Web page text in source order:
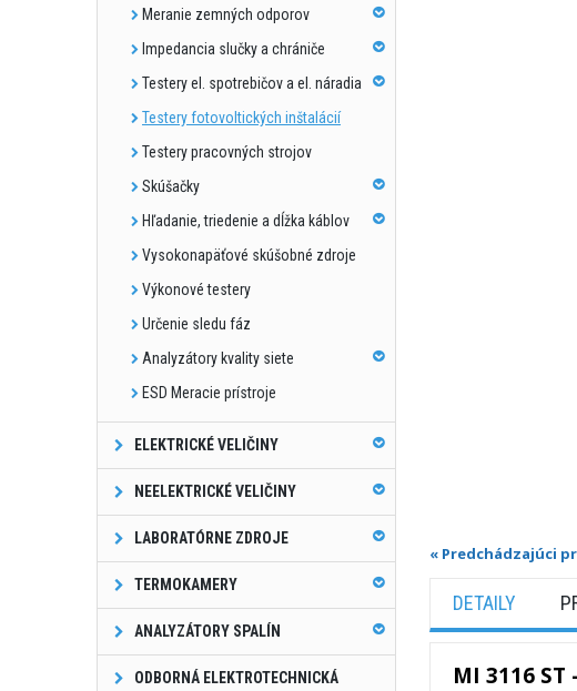
Meranie zemných odporov
Impedancia slučky a chrániče
Testery el. spotrebičov a el. náradia
Testery fotovoltických inštalácií
Testery pracovných strojov
Skúšačky
Hľadanie, triedenie a dĺžka káblov
Vysokonapäťové skúšobné zdroje
Výkonové testery
Určenie sledu fáz
Analyzátory kvality siete
ESD Meracie prístroje
ELEKTRICKÉ VELIČINY
NEELEKTRICKÉ VELIČINY
LABORATÓRNE ZDROJE
TERMOKAMERY
ANALYZÁTORY SPALÍN
ODBORNÁ ELEKTROTECHNICKÁ
« Predchádzajúci
DETAILY
MI 3116